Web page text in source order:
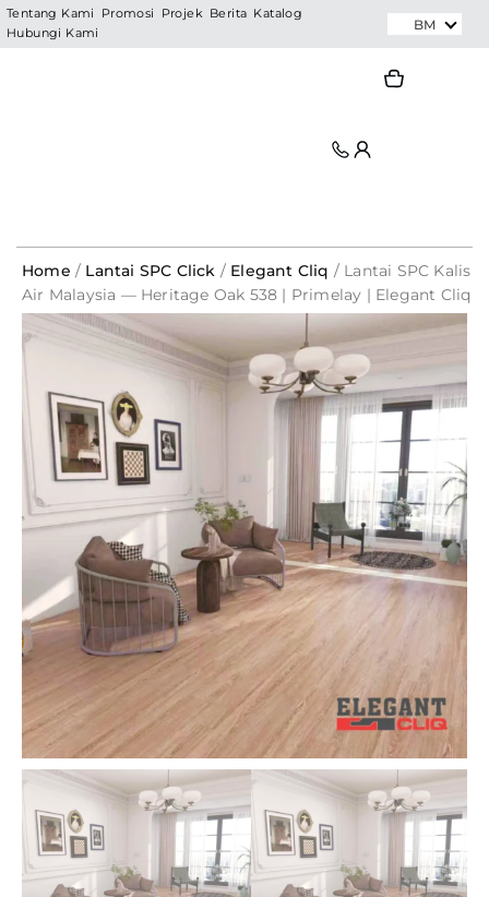
Skip
to
Tentang Kami Promosi Projek Berita Katalog
Hubungi Kami
BM
Home / Lantai SPC Click / Elegant Cliq / Lantai SPC Kalis
Air Malaysia — Heritage Oak 538 | Primelay | Elegant Cliq